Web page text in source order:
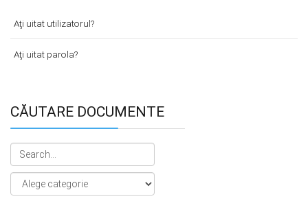
Aţi uitat utilizatorul?
Aţi uitat parola?
CĂUTARE DOCUMENTE